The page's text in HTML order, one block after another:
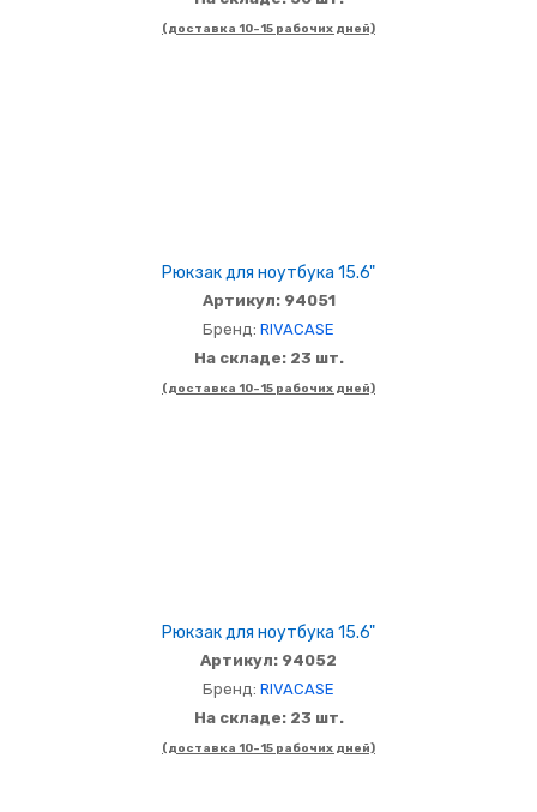
(доставка 10-15 рабочих дней)
Рюкзак для ноутбука 15.6"
Артикул: 94051
Бренд: RIVACASE
На складе: 23 шт.
(доставка 10-15 рабочих дней)
Рюкзак для ноутбука 15.6"
Артикул: 94052
Бренд: RIVACASE
На складе: 23 шт.
(доставка 10-15 рабочих дней)